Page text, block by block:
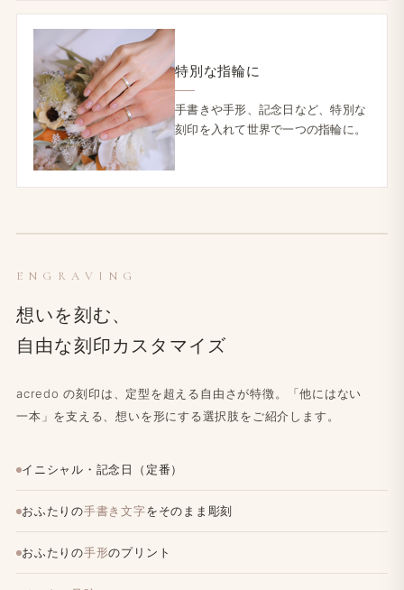
特別な​指輪に
手​書きや​手形、​記念日など、​特別な​
刻印を​入れて​世界で​一つの​指輪に。
ENGRAVING
想いを​刻む、
自由な​刻印カスタマイズ
acredo の​刻印は、​定型を​超える​自由さが​特徴。​「他には​ない​
一本」を​支える、​想いを​形に​する​選択肢を​ご紹介します。
イニシャル・記念日（定番）
おふたりの手書き文字をそのまま彫刻
おふたりの手形のプリント